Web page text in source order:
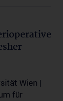
Wien |
für